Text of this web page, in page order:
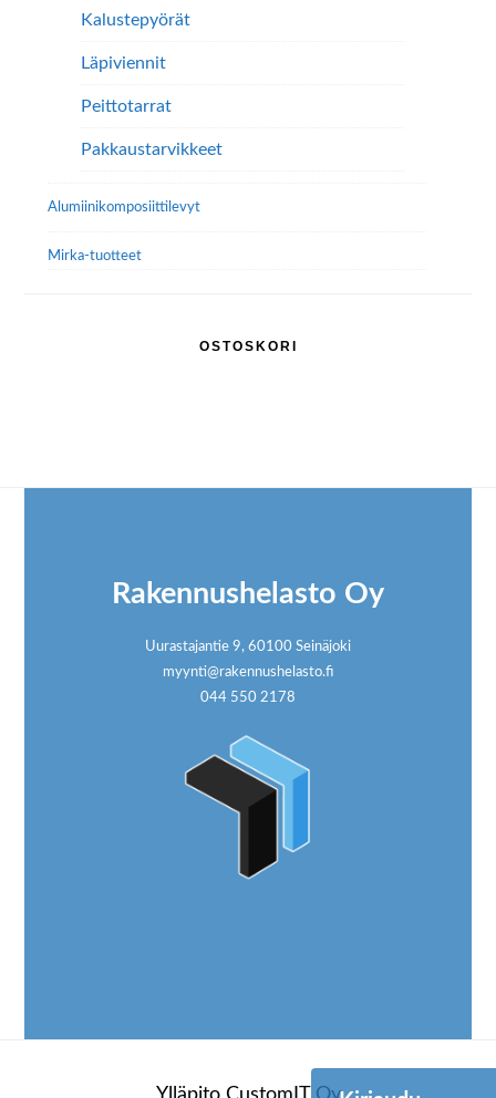
Kalustepyörät
Läpiviennit
Peittotarrat
Pakkaustarvikkeet
Alumiini­komposiitti­levyt
Mirka-tuotteet
OSTOSKORI
Rakennushelasto Oy
Uurastajantie 9, 60100 Seinäjoki
myynti@rakennushelasto.fi
044 550 2178